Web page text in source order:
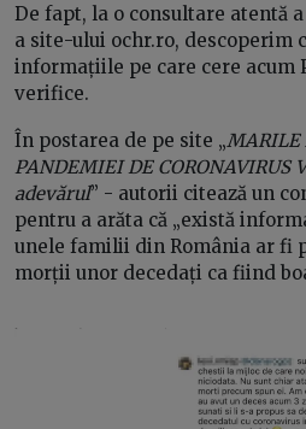
De fapt, la o consultare atentă
a site-ului ochr.ro, descoperim
informațiile pe care cere acum
verifice.
În postarea de pe site „
PANDEMIEI DE CORONAVIRUS
adevărul” - autorii citează un
pentru a arăta că „există
unele familii din România ar fi
morții unor decedați ca fiind